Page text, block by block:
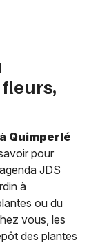
Quimperlé
pour
JDS
à
ou du
vous, les
des plantes